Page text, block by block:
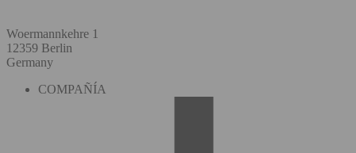
Woermannkehre 1
12359 Berlin
Germany
COMPAÑÍA